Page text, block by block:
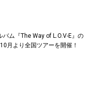
京・大阪で先行上映会を開
バム『The Way of L.O.V-E』の
月より全国ツアーを開催！